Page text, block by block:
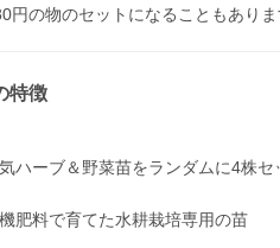
円の物のセットになることもありま
特徴
ハーブ＆野菜苗をランダムに4株セ
肥料で育てた水耕栽培専用の苗